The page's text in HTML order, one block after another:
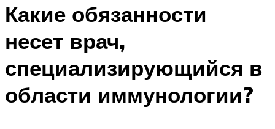
Какие обязанности
несет врач,
специализирующийся в
области иммунологии?